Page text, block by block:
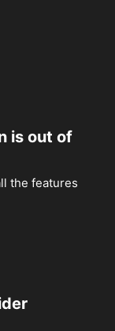
is out of
the features